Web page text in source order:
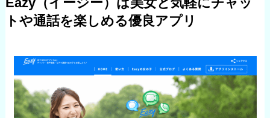
Eazy（イージー）は美女と気軽にチャッ
トや通話を楽しめる優良アプリ